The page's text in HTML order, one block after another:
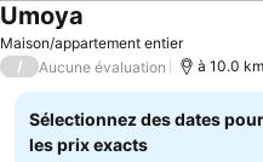
Maison/appartement entier
Umoya
/ Aucune évaluation à 10.0
Sélectionnez des dates
les prix exacts